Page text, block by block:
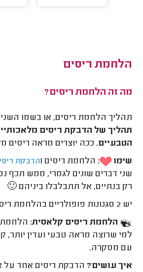
הלחמת ריסים
מה זה הלחמת ריסים?
תהליך הלחמת ריסים, או בשמו השני
תהליך של הדבקת ריסים
הטבעיים. ככה יוצרים מראה ריסים
שימו
: הלחמת ריסים והדבקת
שני דברים שונים לגמרי, ממש תכף
רק בנתיים, אל תתבלבלו ביניהם 🙂
יש 2 סגנונות פופולריים בהלחמת ריסים:
הלחמת ריסים קלאסית: הלחמת
למי שרוצה מראה טבעי ועדין יותר,
עם מסקרה.
איך עושים? הדבקת ריסים אחד על